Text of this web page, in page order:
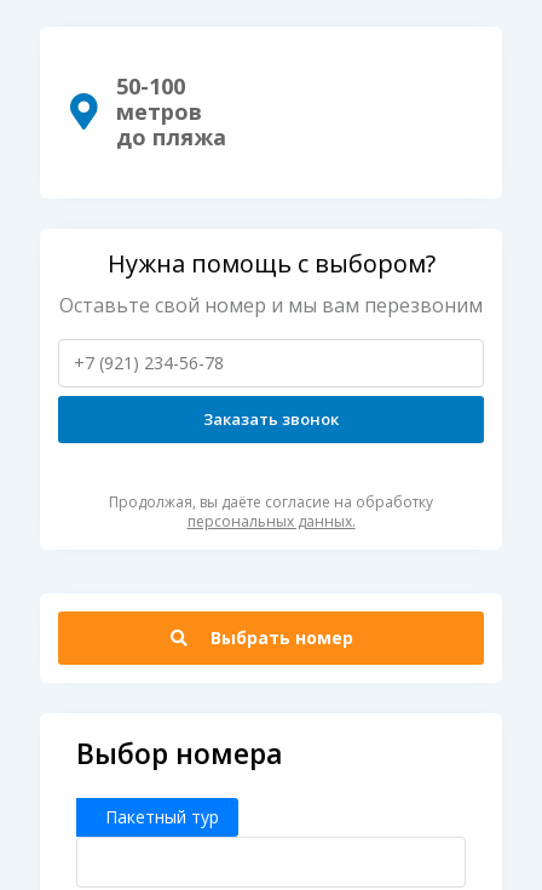
50-100
метров
до пляжа
Нужна помощь с выбором?
Оставьте свой номер и мы вам перезвоним
Заказать звонок
Продолжая, вы даёте согласие на обработку
персональных данных.
Выбрать номер
Выбор номера
Пакетный тур